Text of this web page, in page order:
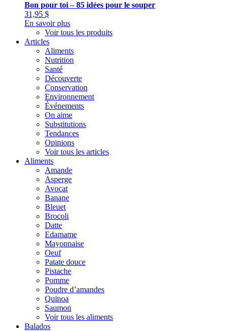
Bon pour toi – 85 idées pour le souper
31,95 $
En savoir plus
Voir tous les produits
Articles
Aliments
Nutrition
Santé
Découverte
Conservation
Environnement
Événements
On aime
Substitutions
Tendances
Opinions
Voir tous les articles
Aliments
Amande
Asperge
Avocat
Banane
Bleuet
Brocoli
Datte
Edamame
Mayonnaise
Oeuf
Patate douce
Pistache
Pomme
Poudre d’amandes
Quinoa
Saumon
Voir tous les aliments
Balados